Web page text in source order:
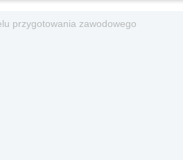
przygotowania zawodowego